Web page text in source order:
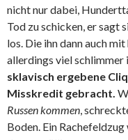
nicht nur dabei,
Tod zu schicken, er sagt
los. Die ihn dann auch
allerdings viel schlimmer
sklavisch ergebene
Misskredit gebracht.
Russen kommen,
Boden. Ein